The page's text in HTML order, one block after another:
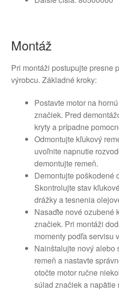
Montáž
Pri montáži postupujte presne
výrobcu. Základné kroky:
Postavte motor na
značiek. Pred
kryty a prípadne
Odmontujte kľukový
uvoľnite napnutie
demontujte remeň.
Demontujte poškodené
Skontrolujte stav
drážky a tesnenia
Nasaďte nové ozubené
značiek. Pri montáži
momenty podľa servisu
Nainštalujte nový alebo
remeň a nastavte
otočte motor ručne
súlad značiek a napätie